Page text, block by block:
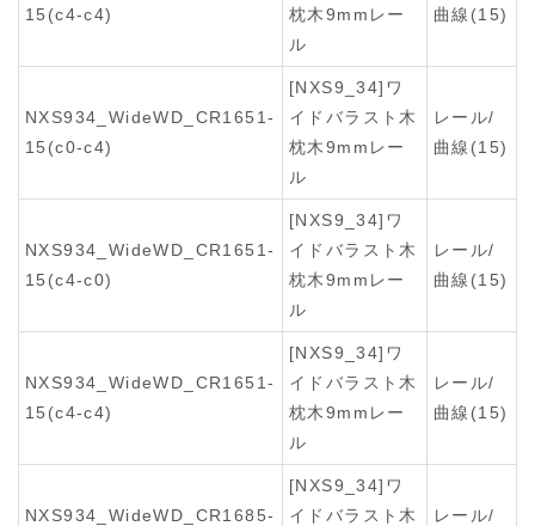
15(c4-c4)
枕木9mmレー
ル
曲線(15)
NXS934_WideWD_CR1651-
15(c0-c4)
[NXS9_34]ワ
イドバラスト木
枕木9mmレー
ル
レール/
曲線(15)
NXS934_WideWD_CR1651-
15(c4-c0)
[NXS9_34]ワ
イドバラスト木
枕木9mmレー
ル
レール/
曲線(15)
NXS934_WideWD_CR1651-
15(c4-c4)
[NXS9_34]ワ
イドバラスト木
枕木9mmレー
ル
レール/
曲線(15)
NXS934_WideWD_CR1685-
[NXS9_34]ワ
イドバラスト木
レール/